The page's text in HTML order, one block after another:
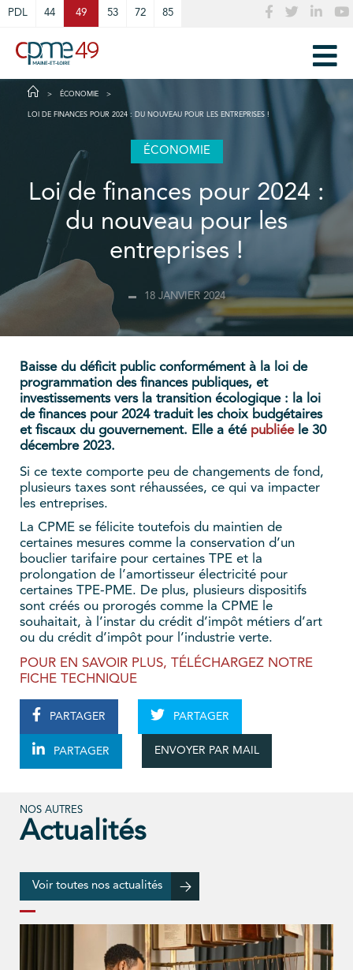
PDL 44 49 53 72 85
ÉCONOMIE
LOI DE FINANCES POUR 2024 : DU NOUVEAU POUR LES ENTREPRISES !
ÉCONOMIE
Loi de finances pour 2024 :
du nouveau pour les
entreprises !
18 JANVIER 2024
Baisse du déficit public conformément à la loi de
programmation des finances publiques, et
investissements vers la transition écologique : la loi
de finances pour 2024 traduit les choix budgétaires
et fiscaux du gouvernement. Elle a été publiéele 30
décembre 2023.
Si ce texte comporte peu de changements de fond,
plusieurs taxes sont réhaussées, ce qui va impacter
les entreprises.
La CPME se félicite toutefois du maintien de
certaines mesures comme la conservation d’un
bouclier tarifaire pour certaines TPE et la
prolongation de l’amortisseur électricité pour
certaines TPE-PME. De plus, plusieurs dispositifs
sont créés ou prorogés comme la CPME le
souhaitait, à l’instar du crédit d’impôt métiers d’art
ou du crédit d’impôt pour l’industrie verte.
POUR EN SAVOIR PLUS, TÉLÉCHARGEZ NOTRE
FICHE TECHNIQUE
PARTAGER PARTAGER
PARTAGER ENVOYER PAR MAIL
NOS AUTRES
Actualités
Voir toutes nos actualités
Cookies management panel